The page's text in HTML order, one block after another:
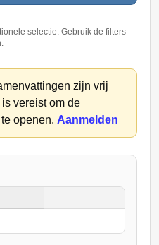
selectie. Gebruik de filters
zijn vrij
vereist om de
openen. Aanmelden